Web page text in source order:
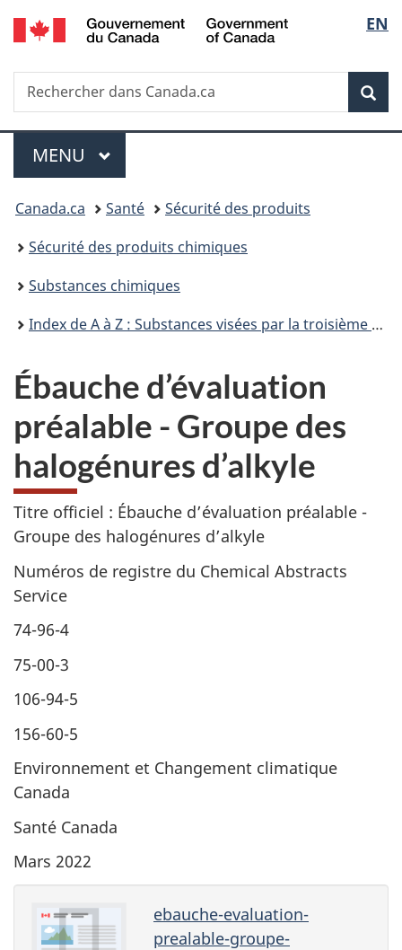
Passer
au
principal
Passer
à
Au
du
Passer
à
version
simplifiée
de
la
EN
Recherche
Rechercher
dans
Menu
MENU PRINCIPAL
Vous
êtes
ici :
Canada.ca Santé
Sécurité des produits
Sécurité des produits chimiques
Substances chimiques
Index de A à Z : Substances visées par la troisième phase du Plan de gestion des produits chimiques
Ébauche d’évaluation
préalable - Groupe des
halogénures d’alkyle
Titre officiel : Ébauche d’évaluation préalable -
Groupe des halogénures d’alkyle
Numéros de registre du Chemical Abstracts
Service
74-96-4
75-00-3
106-94-5
156-60-5
Environnement et Changement climatique
Canada
Santé Canada
Mars 2022
ebauche-evaluation-
prealable-groupe-